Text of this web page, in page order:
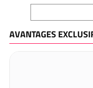
AVANTAGES